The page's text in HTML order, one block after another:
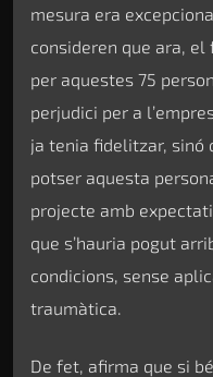
mesura era
consideren que ara,
per aquestes 75
perjudici per a
ja tenia fidelitzar, sinó
potser aquesta
projecte amb
que s’hauria pogut
condicions, sense
traumàtica.
De fet, afirma que si